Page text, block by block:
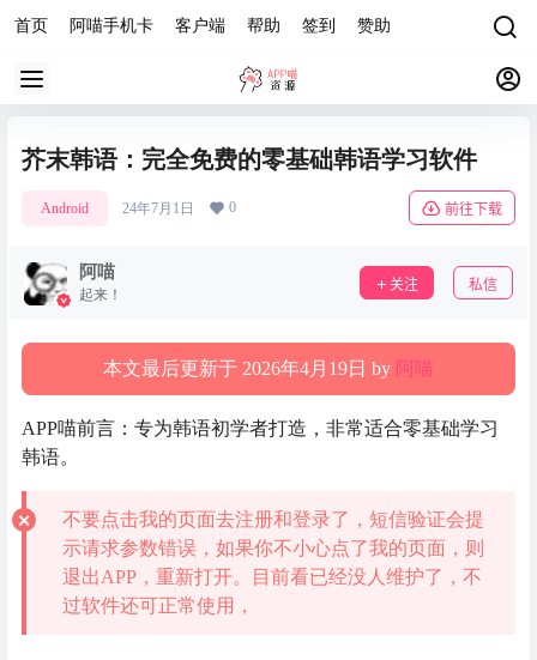
首页 阿喵手机卡 客户端 帮助 签到 赞助
芥末韩语：完全免费的零基础韩语学习软件
Android 24年7月1日 0 前往下载
阿喵
起来！
关注 私信
本文最后更新于 2026年4月19日 by 阿喵
APP喵前言：专为韩语初学者打造，非常适合零基础学习
韩语。
不要点击我的页面去注册和登录了，短信验证会提
示请求参数错误，如果你不小心点了我的页面，则
退出APP，重新打开。目前看已经没人维护了，不
过软件还可正常使用，